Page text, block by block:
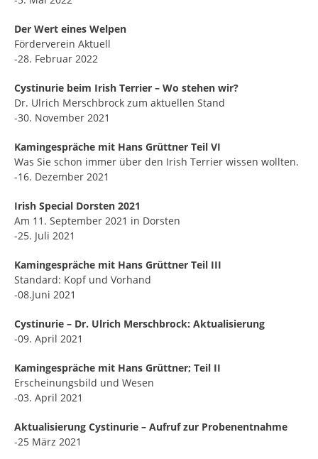
Der Wert eines Welpen
Förderverein Aktuell
-28. Februar 2022
Cystinurie beim Irish Terrier – Wo stehen wir?
Dr. Ulrich Merschbrock zum aktuellen Stand
-30. November 2021
Kamingespräche mit Hans Grüttner Teil VI
Was Sie schon immer über den Irish Terrier wissen wollten.
-16. Dezember 2021
Irish Special Dorsten 2021
Am 11. September 2021 in Dorsten
-25. Juli 2021
Kamingespräche mit Hans Grüttner Teil III
Standard: Kopf und Vorhand
-08.Juni 2021
Cystinurie – Dr. Ulrich Merschbrock: Aktualisierung
-09. April 2021
Kamingespräche mit Hans Grüttner; Teil II
Erscheinungsbild und Wesen
-03. April 2021
Aktualisierung Cystinurie – Aufruf zur Probenentnahme
-25 März 2021